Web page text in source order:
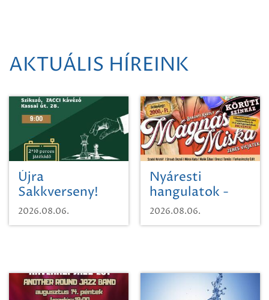
AKTUÁLIS HÍREINK
Újra
Sakkverseny!
2026.08.06.
Nyáresti
hangulatok -
Mágnás Miska
2026.08.06.